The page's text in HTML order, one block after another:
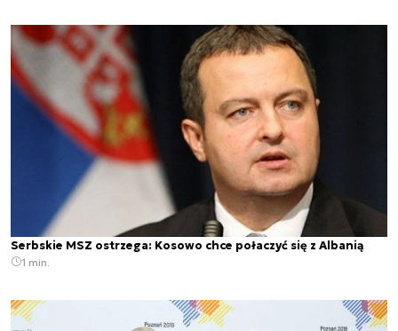
Serbskie MSZ ostrzega: Kosowo chce połaczyć się z Albanią
1 min.